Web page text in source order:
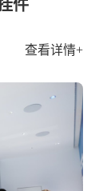
件
查看详情+